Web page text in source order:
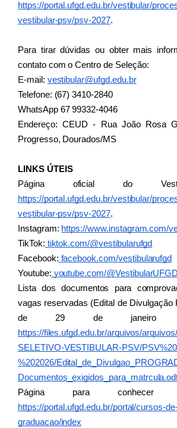
https://portal.ufgd.edu.br/vestibular/
vestibular-psv/psv-2027.
Para tirar dúvidas ou obter mais
contato com o Centro de Seleção:
E-mail: vestibular@ufgd.edu.br
Telefone: (67) 3410-2840
WhatsApp 67 99332-4046
Endereço: CEUD - Rua João Rosa
Progresso, Dourados/MS
LINKS ÚTEIS
https://portal.ufgd.edu.br/vestibular/
vestibular-psv/psv-2027.
Instagram: https://www.instagram.com/
TikTok: tiktok.com/@vestibularufgd
Facebook: facebook.com/vestibularufgd
Youtube: youtube.com/@VestibularUFGD
Lista dos documentos para
vagas reservadas (Edital de Divulgação
https://files.ufgd.edu.br/arquivos/
SELETIVO-VESTIBULAR-PSV/
%202026/
https://portal.ufgd.edu.br/portal/cursos-
graduacao/index